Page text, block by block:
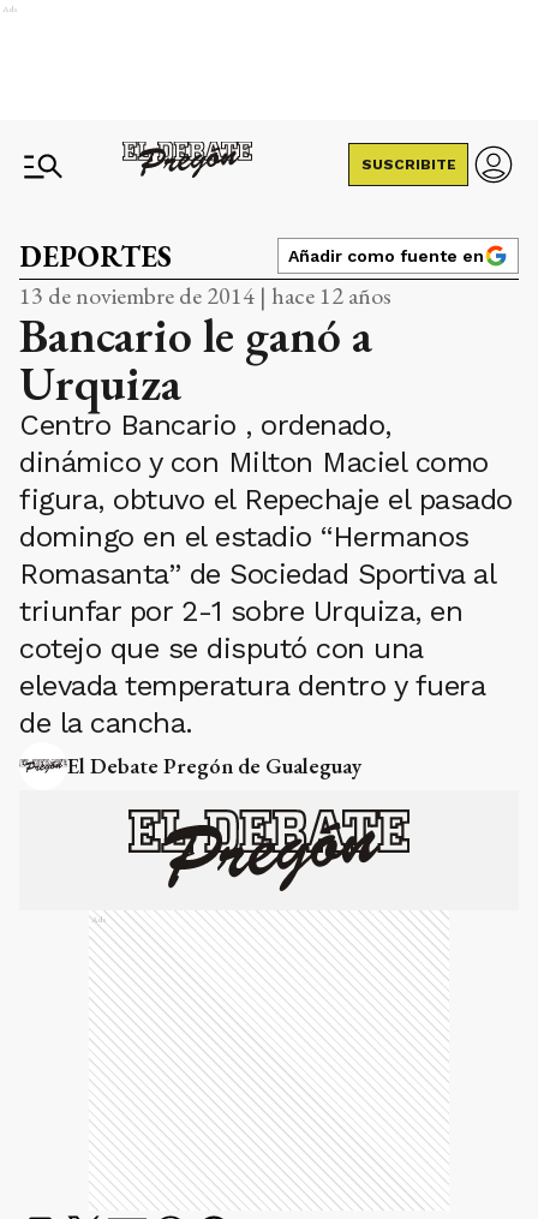
Ads
SUSCRIBITE
DEPORTES Añadir como fuente en
13 de noviembre de 2014 | hace 12 años
Bancario le ganó a
Urquiza
Centro Bancario , ordenado,
dinámico y con Milton Maciel como
figura, obtuvo el Repechaje el pasado
domingo en el estadio “Hermanos
Romasanta” de Sociedad Sportiva al
triunfar por 2-1 sobre Urquiza, en
cotejo que se disputó con una
elevada temperatura dentro y fuera
de la cancha.
El Debate Pregón de Gualeguay
Ads